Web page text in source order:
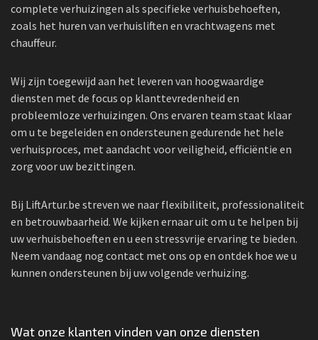
complete verhuizingen als specifieke verhuisbehoeften,
zoals het huren van verhuisliften en vrachtwagens met
chauffeur.
Wij zijn toegewijd aan het leveren van hoogwaardige
diensten met de focus op klanttevredenheid en
probleemloze verhuizingen. Ons ervaren team staat klaar
om u te begeleiden en ondersteunen gedurende het hele
verhuisproces, met aandacht voor veiligheid, efficiëntie en
zorg voor uw bezittingen.
Bij LiftArtur.be streven we naar flexibiliteit, professionaliteit
en betrouwbaarheid. We kijken ernaar uit om u te helpen bij
uw verhuisbehoeften en u een stressvrije ervaring te bieden.
Neem vandaag nog contact met ons op en ontdek hoe we u
kunnen ondersteunen bij uw volgende verhuizing.
Wat onze klanten vinden van onze diensten